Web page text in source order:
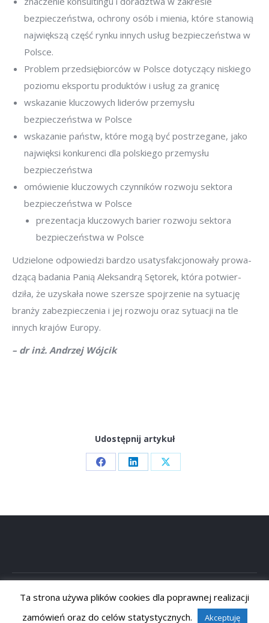
bezpieczeństwa, ochrony osób i mienia, które stanowią
największą część rynku innych usług bezpieczeństwa w
Polsce.
Problem przedsiębiorców w Polsce dotyczący niskiego
poziomu eksportu produktów i usług za granicę
wskazanie kluczowych liderów przemysłu
bezpieczeństwa w Polsce
wskazanie państw, które mogą być postrzegane, jako
najwięksi konkurenci dla polskiego przemysłu
bezpieczeństwa
omówienie kluczowych czynników rozwoju sektora
bezpieczeństwa w Polsce
prezentacja kluczowych barier rozwoju sektora
bezpieczeństwa w Polsce
Udzielone odpowiedzi bardzo usatysfakcjonowały prowa-
dzącą badania Panią Aleksandrą Sętorek, która potwier-
dziła, że uzyskała nowe szersze spojrzenie na sytuację
branży zabezpieczenia i jej rozwoju oraz sytuacji na tle
innych krajów Europy.
– dr inż. Andrzej Wójcik
Udostępnij artykuł
Share Share Share
Ta strona używa plików cookies dla poprawnej realizacji
zamówień oraz do celów statystycznych.
Akceptuję